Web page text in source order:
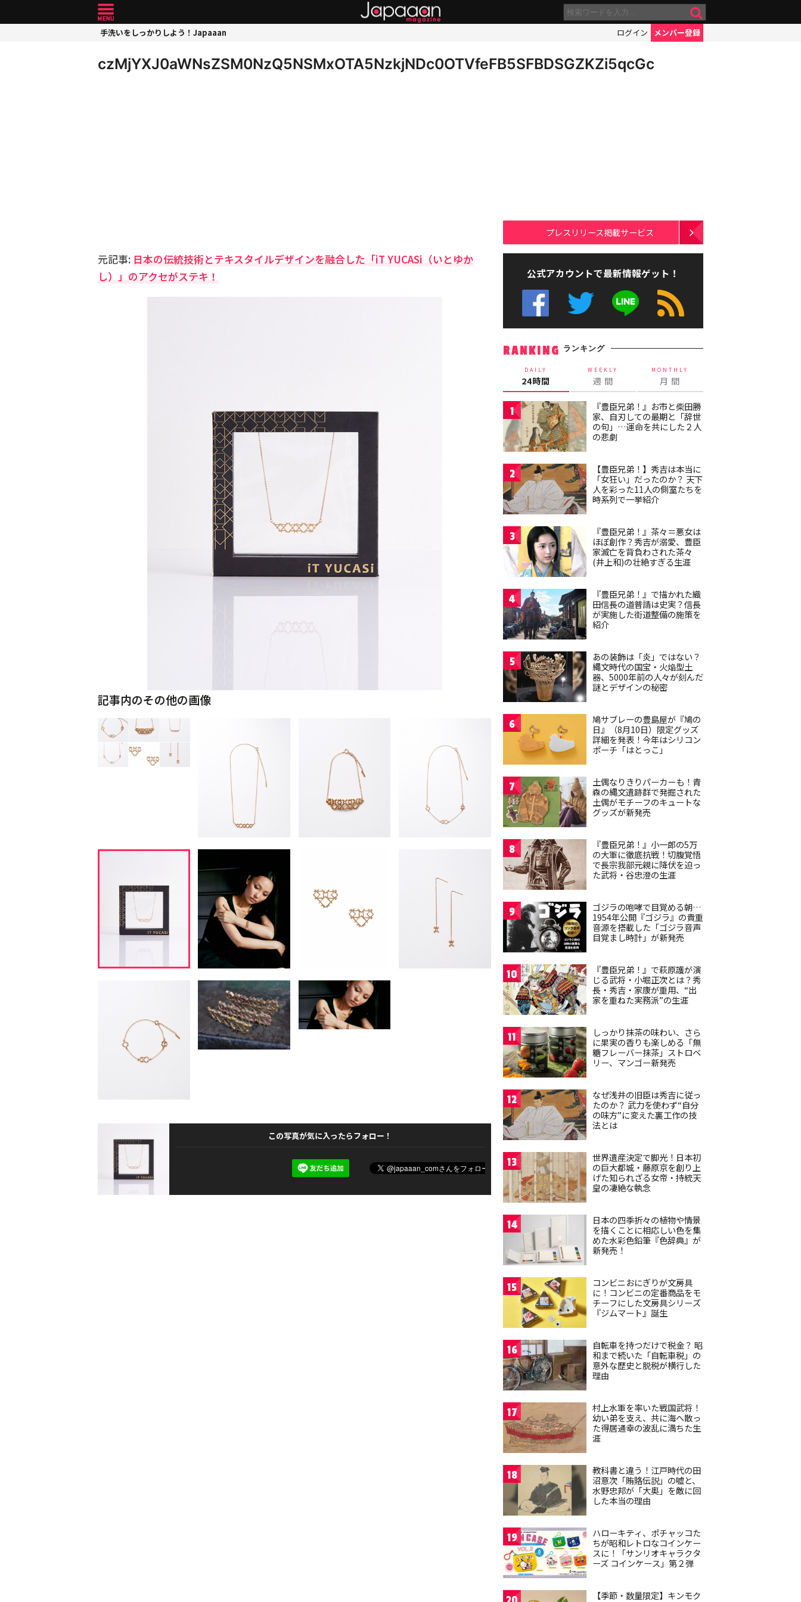
手洗いをしっかりしよう！Japaaan ログイン メンバー登録
czMjYXJ0aWNsZSM0NzQ5NSMxOTA5NzkjNDc0OTVfeFB5SFBDSGZKZi5qcGc
元記事: 日本の伝統技術とテキスタイルデザインを融合した「iT YUCASi（いとゆか
し）」のアクセがステキ！
記事内のその他の画像
この写真が気に入ったらフォロー！
プレスリリース掲載サービス
公式アカウントで最新情報ゲット！
RANKING ランキング
DAILY
24時間
WEEKLY
週 間
MONTHLY
月 間
1
『豊臣兄弟！』お市と柴田勝
家、自刃しての最期と「辞世
の句」…運命を共にした２人
の悲劇
2
【豊臣兄弟！】秀吉は本当に
「女狂い」だったのか？ 天下
人を彩った11人の側室たちを
時系列で一挙紹介
3
『豊臣兄弟！』茶々＝悪女は
ほぼ創作？秀吉が溺愛、豊臣
家滅亡を背負わされた茶々
(井上和)の壮絶すぎる生涯
4
『豊臣兄弟！』で描かれた織
田信長の道普請は史実？信長
が実施した街道整備の施策を
紹介
5
あの装飾は「炎」ではない？
縄文時代の国宝・火焔型土
器、5000年前の人々が刻んだ
謎とデザインの秘密
6
鳩サブレーの豊島屋が『鳩の
日』（8月10日）限定グッズ
詳細を発表！今年はシリコン
ポーチ「はとっこ」
7
土偶なりきりパーカーも！青
森の縄文遺跡群で発掘された
土偶がモチーフのキュートな
グッズが新発売
8
『豊臣兄弟！』小一郎の5万
の大軍に徹底抗戦！切腹覚悟
で長宗我部元親に降伏を迫っ
た武将・谷忠澄の生涯
9
ゴジラの咆哮で目覚める朝…
1954年公開『ゴジラ』の貴重
音源を搭載した「ゴジラ音声
目覚まし時計」が新発売
10
『豊臣兄弟！』で萩原護が演
じる武将・小堀正次とは？秀
長・秀吉・家康が重用、“出
家を重ねた実務派”の生涯
11
しっかり抹茶の味わい、さら
に果実の香りも楽しめる「無
糖フレーバー抹茶」ストロベ
リー、マンゴー新発売
12
なぜ浅井の旧臣は秀吉に従っ
たのか？ 武力を使わず“自分
の味方”に変えた裏工作の技
法とは
13
世界遺産決定で脚光！日本初
の巨大都城・藤原京を創り上
げた知られざる女帝・持統天
皇の凄絶な執念
14
日本の四季折々の植物や情景
を描くことに相応しい色を集
めた水彩色鉛筆『色辞典』が
新発売！
15
コンビニおにぎりが文房具
に！コンビニの定番商品をモ
チーフにした文房具シリーズ
『ジムマート』誕生
16
自転車を持つだけで税金？ 昭
和まで続いた「自転車税」の
意外な歴史と脱税が横行した
理由
17
村上水軍を率いた戦国武将！
幼い弟を支え、共に海へ散っ
た得居通幸の波乱に満ちた生
涯
18
教科書と違う！江戸時代の田
沼意次「賄賂伝説」の嘘と、
水野忠邦が「大奥」を敵に回
した本当の理由
19
ハローキティ、ポチャッコた
ちが昭和レトロなコインケー
スに！「サンリオキャラクタ
ーズ コインケース」第２弾
【季節・数量限定】キンモク